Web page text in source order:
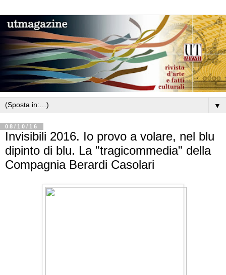
▼
08/10/16
Invisibili 2016. Io provo a volare, nel blu
dipinto di blu. La "tragicommedia" della
Compagnia Berardi Casolari